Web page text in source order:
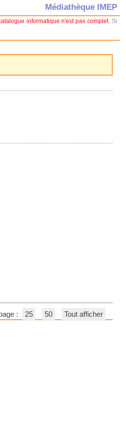
: 25 50 Tout afficher
Médiathèque IMEP
informatique n'est pas complet. Si